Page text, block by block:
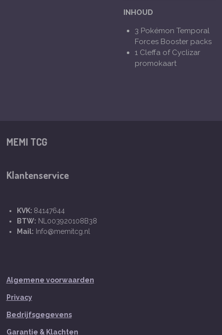
INHOUD
3 Pokémon Temporal
Forces Booster packs
1 Cleffa of Cyclizar
promokaart
MEMI TCG
Klantenservice
KVK: 84147644
BTW: NL003920108B38
Mail: Info@memitcg.nl
Algemene voorwaarden
Privacy
Bedrijfsgegevens
Garantie & Klachten